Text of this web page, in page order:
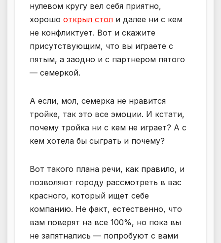
нулевом кругу вел себя приятно,
хорошо открыл стол и далее ни с кем
не конфликтует. Вот и скажите
присутствующим, что вы играете с
пятым, а заодно и с партнером пятого
— семеркой.
А если, мол, семерка не нравится
тройке, так это все эмоции. И кстати,
почему тройка ни с кем не играет? А с
кем хотела бы сыграть и почему?
Вот такого плана речи, как правило, и
позволяют городу рассмотреть в вас
красного, который ищет себе
компанию. Не факт, естественно, что
вам поверят на все 100%, но пока вы
не запятнались — попробуют с вами